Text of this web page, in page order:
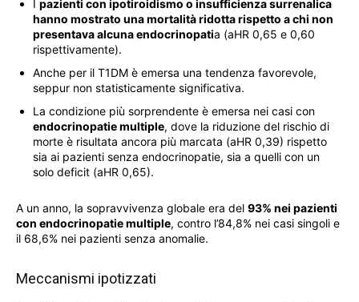
I pazienti con ipotiroidismo o insufficienza surrenalica
hanno mostrato una mortalità ridotta rispetto a chi non
presentava alcuna endocrinopatia (aHR 0,65 e 0,60
rispettivamente).
Anche per il T1DM è emersa una tendenza favorevole,
seppur non statisticamente significativa.
La condizione più sorprendente è emersa nei casi con
endocrinopatie multiple, dove la riduzione del rischio di
morte è risultata ancora più marcata (aHR 0,39) rispetto
sia ai pazienti senza endocrinopatie, sia a quelli con un
solo deficit (aHR 0,65).
A un anno, la sopravvivenza globale era del 93% nei pazienti
con endocrinopatie multiple, contro l’84,8% nei casi singoli e
il 68,6% nei pazienti senza anomalie.
Meccanismi ipotizzati